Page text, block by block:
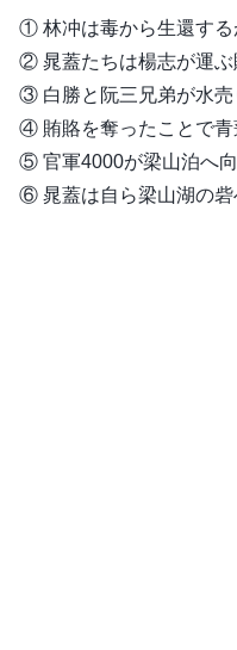
① 林冲は毒から生還する
② 晁蓋たちは楊志が運ぶ
③ 白勝と阮三兄弟が水
④ 賄賂を奪ったことで青
⑤ 官軍4000が梁山泊へ
⑥ 晁蓋は自ら梁山湖の砦